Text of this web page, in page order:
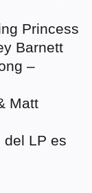
Princess
Barnett
–
Matt
del LP es